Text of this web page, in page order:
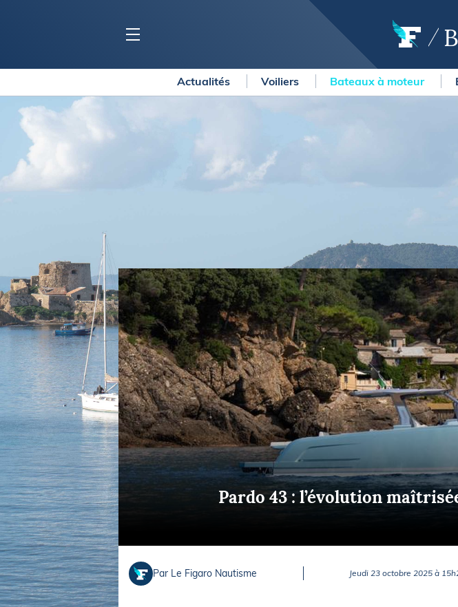
rédaction
Collection Bloc Marine
Voiliers
Bateaux à moteur
Equipements
Salons
Economie
Yachting
Régates
Transat Paprec
Route du Rhum - Destination
Guadeloupe
Transat Café l'Or
America's Cup
LOISIRS
Pêche en mer
Plongée
Glisse
Actualités Voiliers Bateaux à moteur
Pardo 43 : l’évolution
Par Le Figaro Nautisme Jeudi 23 octobre 2025 à